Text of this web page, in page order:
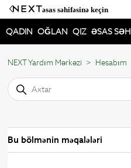
əsas səhifəsinə keçin
QADIN OĞLAN QIZ ƏSAS
NEXT Yardım Mərkəzi Hesabım
Bu bölmənin məqalələri